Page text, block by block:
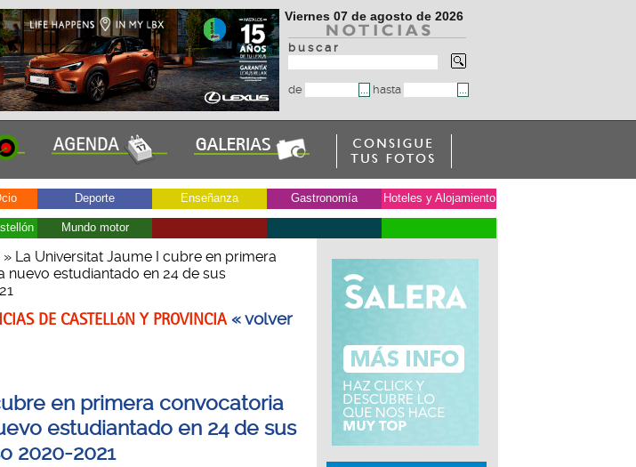
Viernes 07 de agosto de 2026
b u s c a r
de hasta
Deporte Enseñanza Gastronomía Hoteles y Alojamiento
Mundo motor
» La Universitat Jaume I cubre en primera
estudiantado en 24 de sus
DE CASTELLóN Y PROVINCIA« volver
en primera convocatoria
estudiantado en 24 de sus
2020-2021